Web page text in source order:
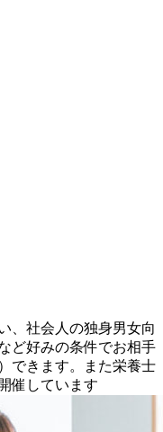
、社会人の独身男女向
ど好みの条件でお相手
できます。また栄養士
催しています